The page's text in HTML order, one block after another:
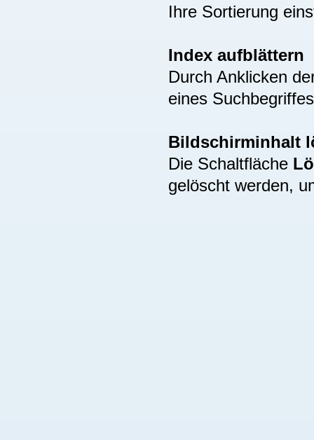
Ihre Sortierung
Index aufblättern
Durch Anklicken
eines
Bildschirminhalt
Die Schaltfläche
gelöscht werden,